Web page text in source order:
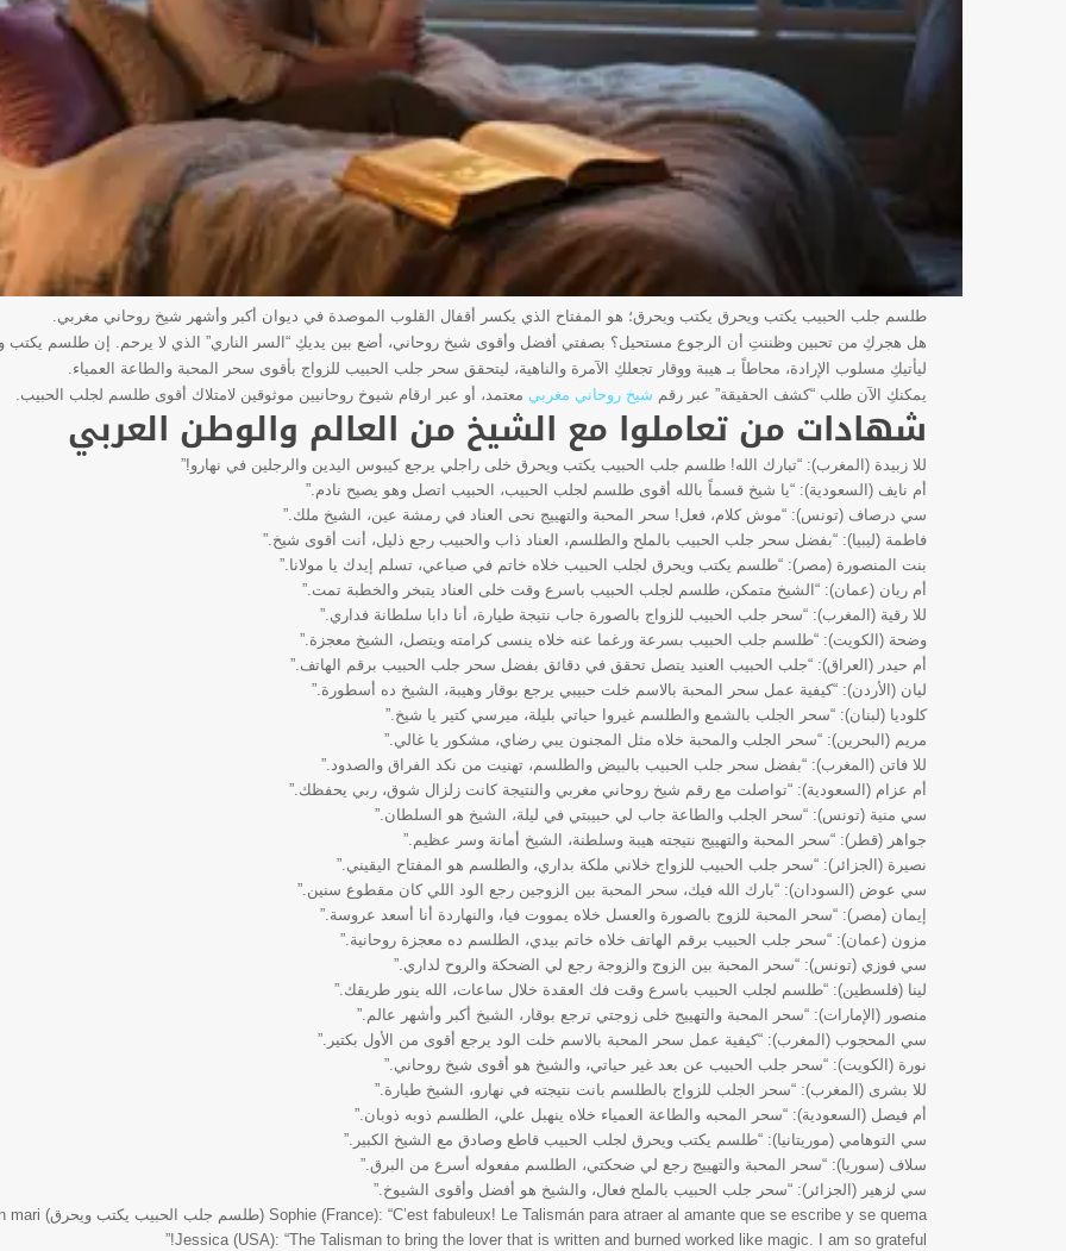
طلسم جلب الحبيب يكتب ويحرق يكتب ويحرق؛ هو المفتاح الذي يكسر أقفال القلوب الموصدة في ديوان أكبر وأشهر شيخ روحاني مغربي.
هل هجركِ من تحبين وظننتِ أن الرجوع مستحيل؟ بصفتي أفضل وأقوى شيخ روحاني، أضع بين يديكِ “السر الناري” الذي لا يرحم. إن طلسم
ليأتيكِ مسلوب الإرادة، محاطاً بـ هيبة ووقار تجعلكِ الآمرة والناهية، ليتحقق سحر جلب الحبيب للزواج بأقوى سحر المحبة والطاعة العمياء.
يمكنكِ الآن طلب “كشف الحقيقة” عبر رقم شيخ روحاني مغربي معتمد، أو عبر ارقام شيوخ روحانيين موثوقين لامتلاك أقوى طلسم لجلب الحبيب.
شهادات من تعاملوا مع الشيخ من العالم والوطن العربي
للا زبيدة (المغرب): “تبارك الله! طلسم جلب الحبيب يكتب ويحرق خلى راجلي يرجع كيبوس اليدين والرجلين في نهارو!”
أم نايف (السعودية): “يا شيخ قسماً بالله أقوى طلسم لجلب الحبيب، الحبيب اتصل وهو يصيح نادم.”
سي درصاف (تونس): “موش كلام، فعل! سحر المحبة والتهييج نحى العناد في رمشة عين، الشيخ ملك.”
فاطمة (ليبيا): “بفضل سحر جلب الحبيب بالملح والطلسم، العناد ذاب والحبيب رجع ذليل، أنت أقوى شيخ.”
بنت المنصورة (مصر): “طلسم يكتب ويحرق لجلب الحبيب خلاه خاتم في صباعي، تسلم إيدك يا مولانا.”
أم ريان (عمان): “الشيخ متمكن، طلسم لجلب الحبيب باسرع وقت خلى العناد يتبخر والخطبة تمت.”
للا رقية (المغرب): “سحر جلب الحبيب للزواج بالصورة جاب نتيجة طيارة، أنا دابا سلطانة فداري.”
وضحة (الكويت): “طلسم جلب الحبيب بسرعة ورغما عنه خلاه ينسى كرامته ويتصل، الشيخ معجزة.”
أم حيدر (العراق): “جلب الحبيب العنيد يتصل تحقق في دقائق بفضل سحر جلب الحبيب برقم الهاتف.”
ليان (الأردن): “كيفية عمل سحر المحبة بالاسم خلت حبيبي يرجع بوقار وهيبة، الشيخ ده أسطورة.”
كلوديا (لبنان): “سحر الجلب بالشمع والطلسم غيروا حياتي بليلة، ميرسي كتير يا شيخ.”
مريم (البحرين): “سحر الجلب والمحبة خلاه مثل المجنون يبي رضاي، مشكور يا غالي.”
للا فاتن (المغرب): “بفضل سحر جلب الحبيب بالبيض والطلسم، تهنيت من نكد الفراق والصدود.”
أم عزام (السعودية): “تواصلت مع رقم شيخ روحاني مغربي والنتيجة كانت زلزال شوق، ربي يحفظك.”
سي منية (تونس): “سحر الجلب والطاعة جاب لي حبيبتي في ليلة، الشيخ هو السلطان.”
جواهر (قطر): “سحر المحبة والتهييج نتيجته هيبة وسلطنة، الشيخ أمانة وسر عظيم.”
نصيرة (الجزائر): “سحر جلب الحبيب للزواج خلاني ملكة بداري، والطلسم هو المفتاح اليقيني.”
سي عوض (السودان): “بارك الله فيك، سحر المحبة بين الزوجين رجع الود اللي كان مقطوع سنين.”
إيمان (مصر): “سحر المحبة للزوج بالصورة والعسل خلاه يمووت فيا، والنهاردة أنا أسعد عروسة.”
مزون (عمان): “سحر جلب الحبيب برقم الهاتف خلاه خاتم بيدي، الطلسم ده معجزة روحانية.”
سي فوزي (تونس): “سحر المحبة بين الزوج والزوجة رجع لي الضحكة والروح لداري.”
لينا (فلسطين): “طلسم لجلب الحبيب باسرع وقت فك العقدة خلال ساعات، الله ينور طريقك.”
منصور (الإمارات): “سحر المحبة والتهييج خلى زوجتي ترجع بوقار، الشيخ أكبر وأشهر عالم.”
سي المحجوب (المغرب): “كيفية عمل سحر المحبة بالاسم خلت الود يرجع أقوى من الأول بكتير.”
نورة (الكويت): “سحر جلب الحبيب عن بعد غير حياتي، والشيخ هو أقوى شيخ روحاني.”
للا بشرى (المغرب): “سحر الجلب للزواج بالطلسم بانت نتيجته في نهارو، الشيخ طيارة.”
أم فيصل (السعودية): “سحر المحبه والطاعة العمياء خلاه ينهبل علي، الطلسم ذوبه ذوبان.”
سي التوهامي (موريتانيا): “طلسم يكتب ويحرق لجلب الحبيب قاطع وصادق مع الشيخ الكبير.”
سلاف (سوريا): “سحر المحبة والتهييج رجع لي ضحكتي، الطلسم مفعوله أسرع من البرق.”
سي لزهير (الجزائر): “سحر جلب الحبيب بالملح فعال، والشيخ هو أفضل وأقوى الشيوخ.”
Sophie (France): “C’est fabuleux! Le Talismán para atraer al amante que se escribe y se quema (طلسم جلب الحبيب يكتب ويحرق) a fait revenir mon mari.”
Jessica (USA): “The Talisman to bring the lover that is written and burned worked like magic. I am so grateful!”